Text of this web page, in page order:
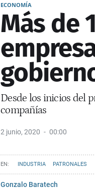
ECONOMÍA
Más de
Desde los inicios del
compañías
2 junio, 2020 00:00
INDUSTRIA PATRONALES
Gonzalo Baratech